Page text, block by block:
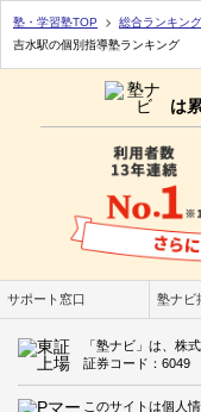
塾・学習塾TOP 総合ランキング
吉水駅の個別指導塾ランキング
は
サポート窓口 塾ナビ
「塾ナビ」は、株
証券コード：6049
このサイトは個人